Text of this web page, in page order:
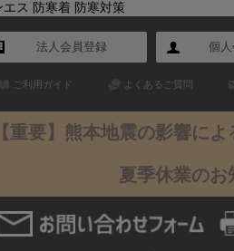
ス 防寒着 防寒対策
法人会員登録 個
ご利用ガイド よくあるご質問
【重要】熊本地震の影響に
夏季休業のお